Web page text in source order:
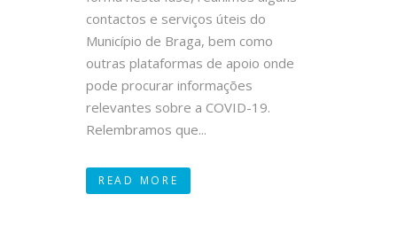
contactos e serviços úteis do
Município de Braga, bem como
outras plataformas de apoio onde
pode procurar informações
relevantes sobre a COVID-19.
Relembramos que...
READ MORE